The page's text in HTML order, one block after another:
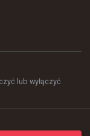
lub wyłączyć